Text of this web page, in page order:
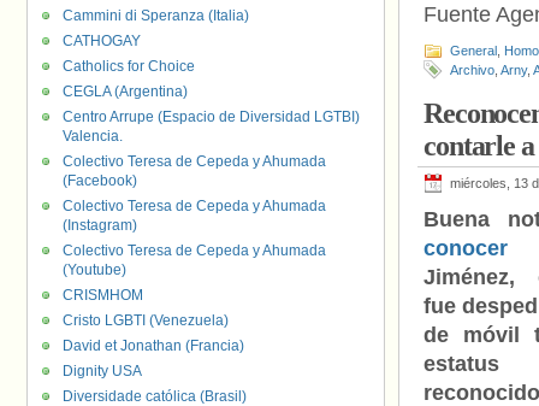
Fuente
General
Archivo Arny,
contarle
miércoles, 13
Buena
conocer
fue
de móvil
estatus
Cammini di Speranza (Italia)
CATHOGAY
Catholics for Choice
CEGLA (Argentina)
Centro Arrupe (Espacio de Diversidad LGTBI)
Valencia.
Colectivo Teresa de Cepeda y Ahumada
(Facebook)
Colectivo Teresa de Cepeda y Ahumada
(Instagram)
Colectivo Teresa de Cepeda y Ahumada
(Youtube)
CRISMHOM
Cristo LGBTI (Venezuela)
David et Jonathan (Francia)
Dignity USA
Diversidade católica (Brasil)